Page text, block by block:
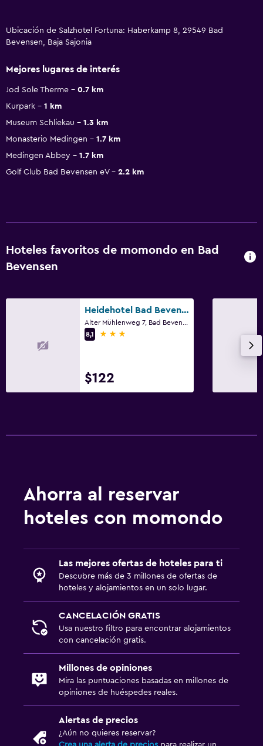
Ubicación de Salzhotel Fortuna: Haberkamp 8, 29549 Bad
Bevensen, Baja Sajonia
Mejores lugares de interés
Jod Sole Therme
0.7 km
Kurpark
1 km
Museum Schliekau
1.3 km
Monasterio Medingen
1.7 km
Medingen Abbey
1.7 km
Golf Club Bad Bevensen eV
2.2 km
Hoteles favoritos de momondo en Bad
Bevensen
Heidehotel Bad Bevensen
8,1
3 estrellas
$122
Ahorra al reservar
hoteles con momondo
Las mejores ofertas de hoteles para ti
Descubre más de 3 millones de ofertas de
hoteles y alojamientos en un solo lugar.
CANCELACIÓN GRATIS
Usa nuestro filtro para encontrar alojamientos
con cancelación gratis.
Millones de opiniones
Mira las puntuaciones basadas en millones de
opiniones de huéspedes reales.
Alertas de precios
¿Aún no quieres reservar?